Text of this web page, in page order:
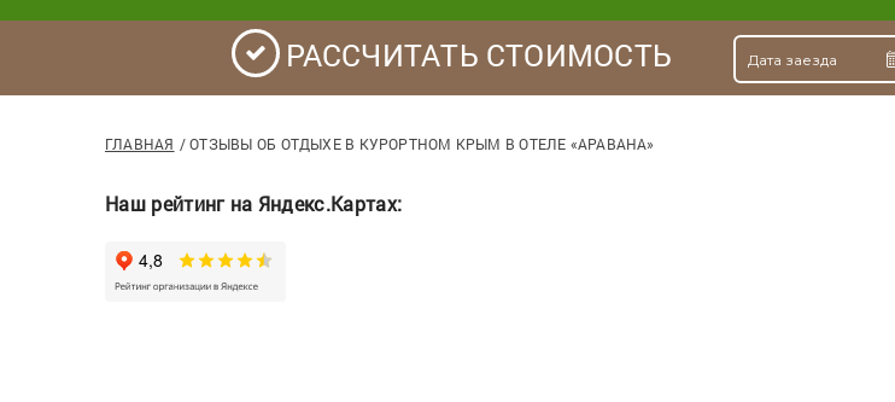
РАССЧИТАТЬ СТОИМОСТЬ
ГЛАВНАЯ ОТЗЫВЫ ОБ ОТДЫХЕ В КУРОРТНОМ КРЫМ В ОТЕЛЕ «АРАВАНА»
Наш рейтинг на Яндекс.Картах: